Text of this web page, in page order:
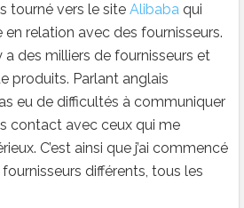
tourné vers le site Alibaba qui
relation avec des fournisseurs.
a des milliers de fournisseurs et
produits. Parlant anglais
eu de difficultés à communiquer
contact avec ceux qui me
C’est ainsi que j’ai commencé
différents, tous les